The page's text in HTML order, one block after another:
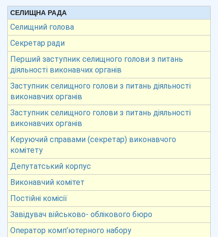
СЕЛИЩНА РАДА
Селищний голова
Секретар ради
Перший заступник селищного голови з питань
діяльності виконавчих органів
Заступник селищного голови з питань діяльності
виконавчих органів
Заступник селищного голови з питань діяльності
виконавчих органів
Керуючий справами (секретар) виконавчого
комітету
Депутатський корпус
Виконавчий комітет
Постійні комісії
Завідувач військово- облікового бюро
Оператор комп’ютерного набору